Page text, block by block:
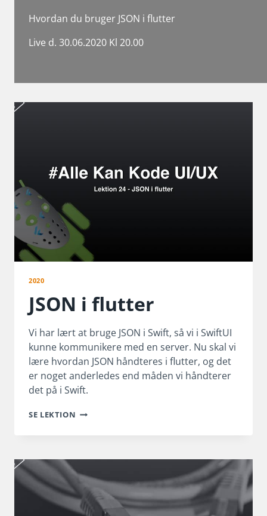
Hvordan du bruger JSON i flutter
Live d. 30.06.2020 Kl 20.00
2020
JSON i flutter
Vi har lært at bruge JSON i Swift, så vi i SwiftUI
kunne kommunikere med en server. Nu skal vi
lære hvordan JSON håndteres i flutter, og det
er noget anderledes end måden vi håndterer
det på i Swift.
SE LEKTION JSON